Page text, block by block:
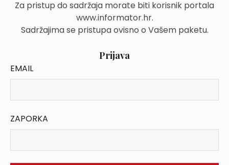
Za pristup do sadržaja morate biti korisnik portala
www.informator.hr.
Sadržajima se pristupa ovisno o Vašem paketu.
Prijava
EMAIL
ZAPORKA